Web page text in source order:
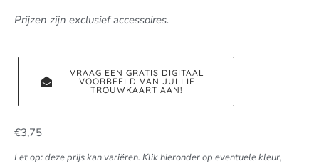
Prijzen zijn exclusief accessoires.
VRAAG EEN GRATIS DIGITAAL
VOORBEELD VAN JULLIE
TROUWKAART AAN!
€3,75
Let op: deze prijs kan variëren. Klik hieronder op eventuele kleur,